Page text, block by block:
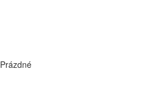
Prázdné